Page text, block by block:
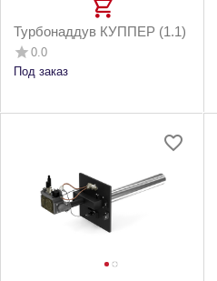
Турбонаддув КУППЕР (1.1)
0.0
Под заказ